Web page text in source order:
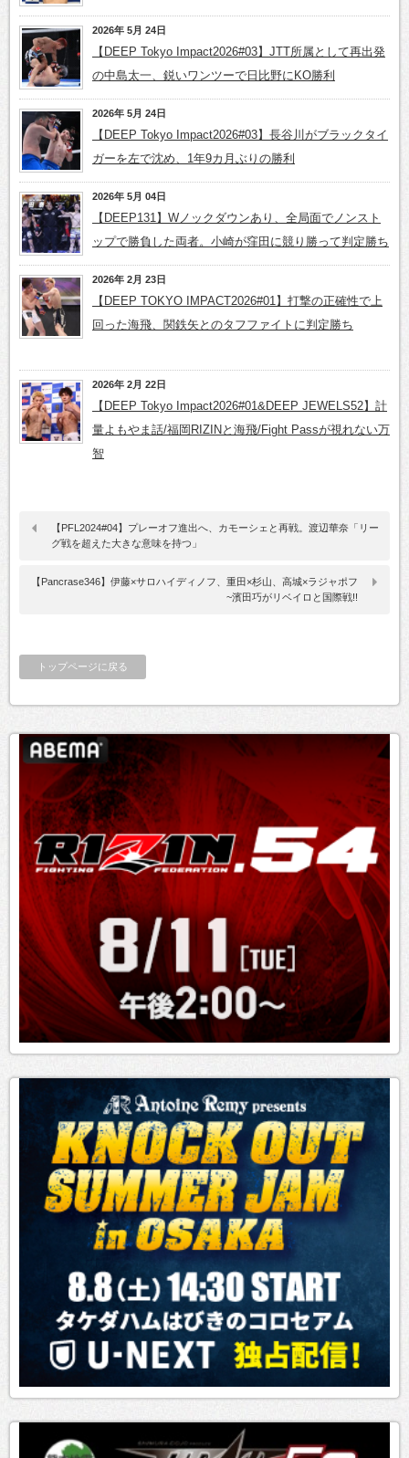
2026年 5月 24日
【DEEP Tokyo Impact2026#03】JTT所属として再出発
の中島太一、鋭いワンツーで日比野にKO勝利
2026年 5月 24日
【DEEP Tokyo Impact2026#03】長谷川がブラックタイ
ガーを左で沈め、1年9カ月ぶりの勝利
2026年 5月 04日
【DEEP131】Wノックダウンあり、全局面でノンスト
ップで勝負した両者。小崎が窪田に競り勝って判定勝ち
2026年 2月 23日
【DEEP TOKYO IMPACT2026#01】打撃の正確性で上
回った海飛、関鉄矢とのタフファイトに判定勝ち
2026年 2月 22日
【DEEP Tokyo Impact2026#01&DEEP JEWELS52】計
量よもやま話/福岡RIZINと海飛/Fight Passが視れない万
智
【PFL2024#04】プレーオフ進出へ、カモーシェと再戦。渡辺華奈「リー
グ戦を超えた大きな意味を持つ」
【Pancrase346】伊藤×サロハイディノフ、重田×杉山、高城×ラジャポフ
~濱田巧がリベイロと国際戦!!
トップページに戻る